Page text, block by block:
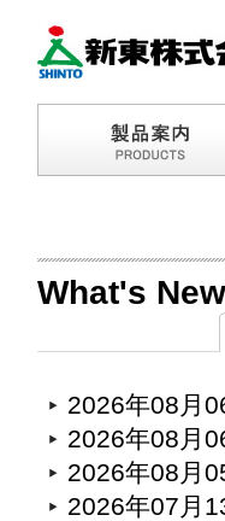
What's
2026年08月
2026年08月
2026年08月
2026年07月